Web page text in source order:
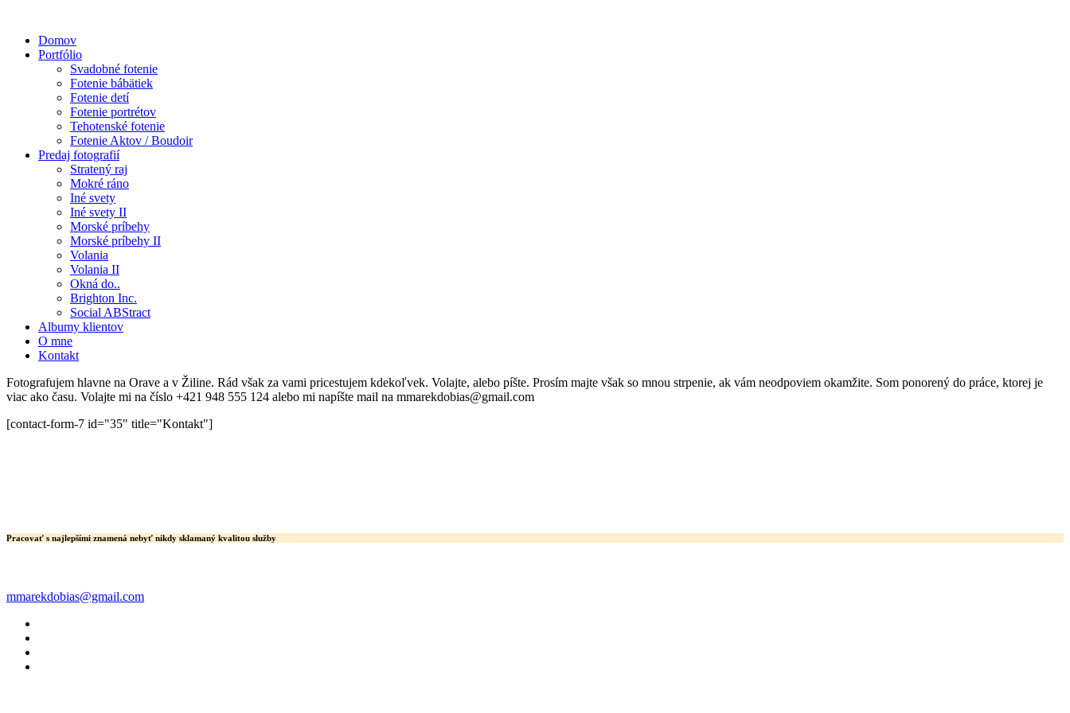
Domov
Portfólio
Svadobné fotenie
Fotenie bábätiek
Fotenie detí
Fotenie portrétov
Tehotenské fotenie
Fotenie Aktov / Boudoir
Predaj fotografií
Stratený raj
Mokré ráno
Iné svety
Iné svety II
Morské príbehy
Morské príbehy II
Volania
Volania II
Okná do..
Brighton Inc.
Social ABStract
Albumy klientov
O mne
Kontakt
Fotografujem hlavne na Orave a v Žiline. Rád však za vami pricestujem kdekoľvek. Volajte, alebo píšte. Prosím majte však so mnou strpenie, ak vám neodpoviem okamžite. Som ponorený do práce, ktorej je
viac ako času. Volajte mi na číslo +421 948 555 124 alebo mi napíšte mail na mmarekdobias@gmail.com
[contact-form-7 id="35" title="Kontakt"]
Pracovať s najlepšími znamená nebyť nikdy sklamaný kvalitou služby
mmarekdobias@gmail.com